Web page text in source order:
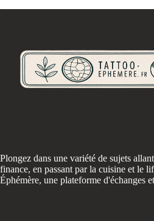
Plongez dans une variété de sujets
finance, en passant par la cuisine et le
Éphémère, une plateforme d'échanges